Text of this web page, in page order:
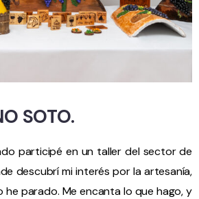
SOTO.
participé en un taller del sector de
descubrí mi interés por la artesanía,
parado. Me encanta lo que hago, y